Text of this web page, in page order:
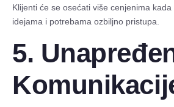
Klijenti će se osećati više cenjenima
idejama i potrebama ozbiljno pristupa.
5.